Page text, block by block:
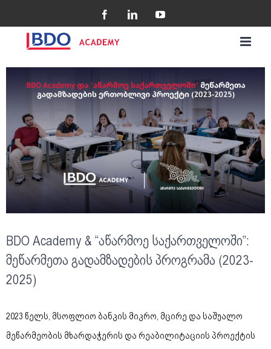
to
FacebookLinkedInYouTube
Image
BDO Academy & “აწარმოე საქართველოში”:
მეწარმეთა გადამზადების პროგრამა (2023-
2025)
2023 წელს, მსოფლიო ბანკის მიკრო, მცირე და საშუალო
მეწარმეობის მხარდაჭერის და რეაბილიტაციის პროექტის